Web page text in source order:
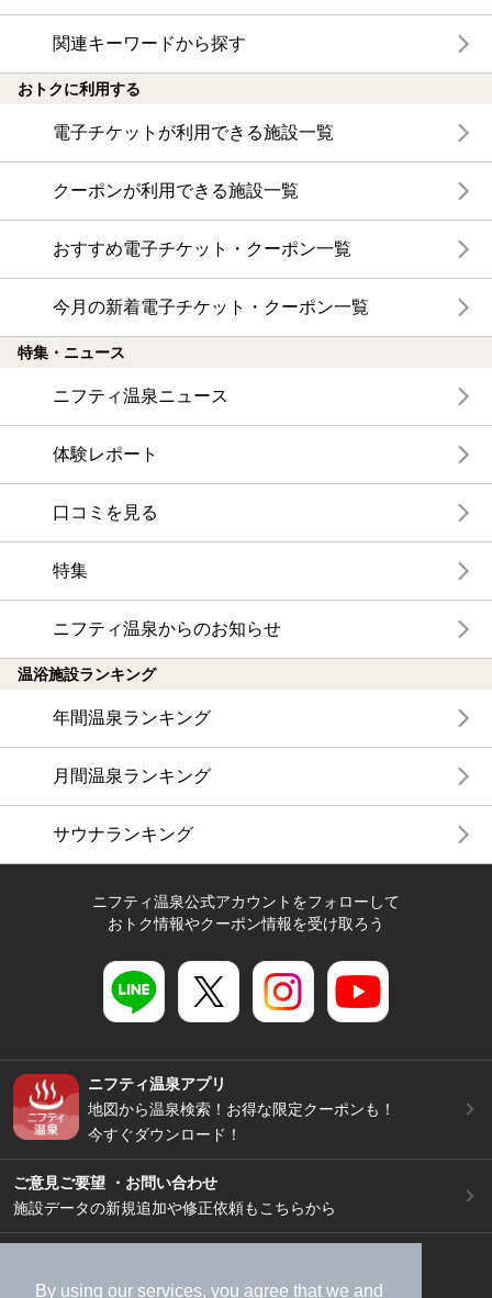
By using our services, you agree that we and
関連キーワードから探す
おトクに利用する
電子チケットが利用できる施設一覧
クーポンが利用できる施設一覧
おすすめ電子チケット・クーポン一覧
今月の新着電子チケット・クーポン一覧
特集・ニュース
ニフティ温泉ニュース
体験レポート
口コミを見る
特集
ニフティ温泉からのお知らせ
温浴施設ランキング
年間温泉ランキング
月間温泉ランキング
サウナランキング
ニフティ温泉公式アカウントをフォローして
おトク情報やクーポン情報を受け取ろう
ニフティ温泉アプリ
地図から温泉検索！お得な限定クーポンも！
今すぐダウンロード！
ご意見ご要望 ・お問い合わせ
施設データの新規追加や修正依頼もこちらから
加盟店募集（資料請求）
広告出稿のご案内